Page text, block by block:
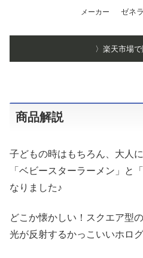
メーカー ゼネ
〉楽天市場
商品解説
子どもの時はもちろん、大人
「ベビースターラーメン」と
なりました♪
どこか懐かしい！スクエア型
光が反射するかっこいいホロ